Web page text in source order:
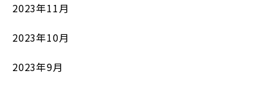
2023年11月
2023年10月
2023年9月